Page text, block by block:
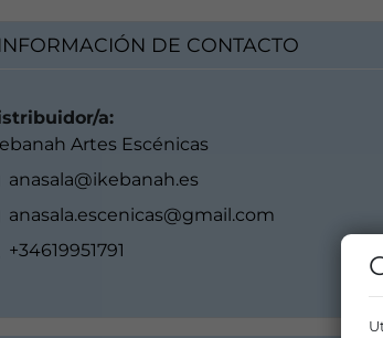
INFORMACIÓN DE CONTACTO
a:
Artes Escénicas
anasala@ikebanah.es
anasala.escenicas@gmail.com
+34619951791